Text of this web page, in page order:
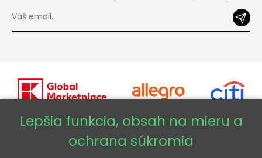
Copyright © 2026 - Veneti™
Lepšia funkcia, obsah na mieru a
ochrana súkromia